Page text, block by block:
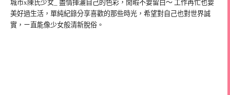
城市x陳氏少女_ 盡情揮灑自己的色彩，閒暇不要留白～ 工作再忙也要
美好過生活，單純紀錄分享喜歡的那些時光，希望對自己也對世界誠
實，ㄧ直能像少女般清新脫俗。